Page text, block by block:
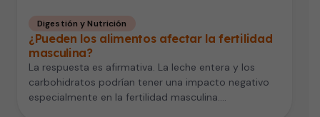
Digestión y Nutrición
¿Pueden los alimentos afectar la fertilidad
masculina?
La respuesta es afirmativa. La leche entera y los
carbohidratos podrían tener una impacto negativo
especialmente en la fertilidad masculina.…